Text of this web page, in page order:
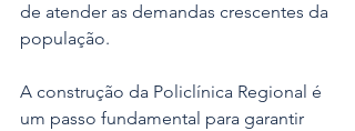
de atender as demandas crescentes da
população.
A construção da Policlínica Regional é
um passo fundamental para garantir